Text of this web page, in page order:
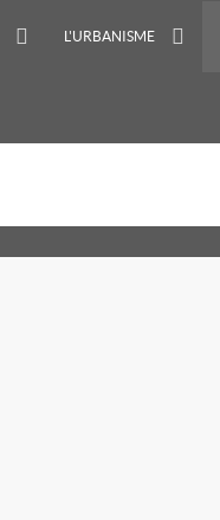
L'URBANISME